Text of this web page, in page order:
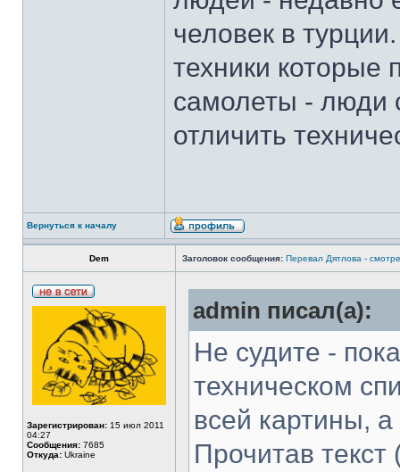
человек в
техники которые
самолеты - люди
отличить
Вернуться к началу
Dem Заголовок сообщения: Перевал Дятлова -
Зарегистрирован: 15 июл 2011
04:27
Сообщения: 7685
Откуда: Ukraine
admin писал(а):
Не судите -
техническом
всей картины,
Прочитав